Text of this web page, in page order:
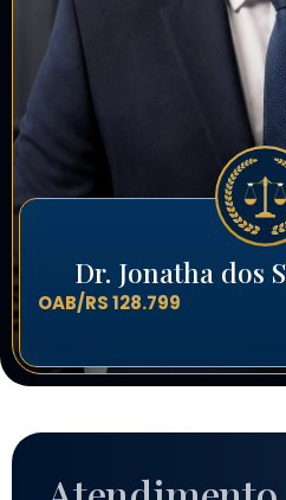
Dr. Jonatha dos
OAB/RS 128.799